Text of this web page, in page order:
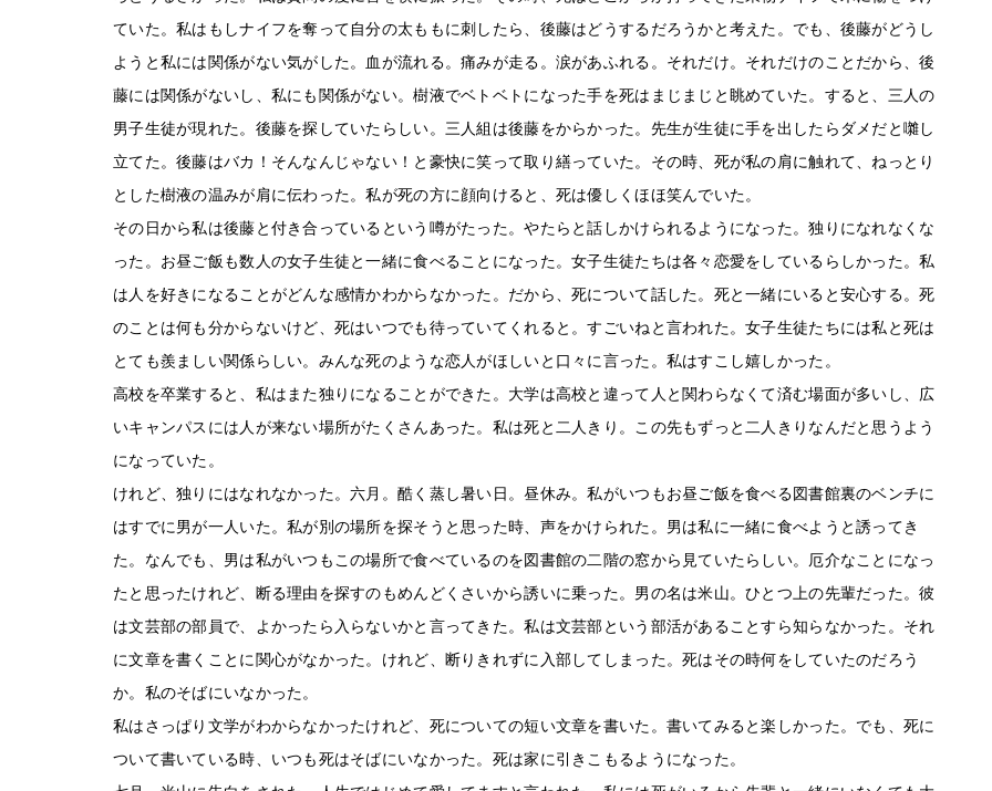
ていた。私はもしナイフを奪って自分の太ももに刺したら、後藤はどうするだろうかと考えた。でも、後藤がどうし
ようと私には関係がない気がした。血が流れる。痛みが走る。涙があふれる。それだけ。それだけのことだから、後
藤には関係がないし、私にも関係がない。樹液でベトベトになった手を死はまじまじと眺めていた。すると、三人の
男子生徒が現れた。後藤を探していたらしい。三人組は後藤をからかった。先生が生徒に手を出したらダメだと囃し
立てた。後藤はバカ！そんなんじゃない！と豪快に笑って取り繕っていた。その時、死が私の肩に触れて、ねっとり
とした樹液の温みが肩に伝わった。私が死の方に顔向けると、死は優しくほほ笑んでいた。
その日から私は後藤と付き合っているという噂がたった。やたらと話しかけられるようになった。独りになれなくな
った。お昼ご飯も数人の女子生徒と一緒に食べることになった。女子生徒たちは各々恋愛をしているらしかった。私
は人を好きになることがどんな感情かわからなかった。だから、死について話した。死と一緒にいると安心する。死
のことは何も分からないけど、死はいつでも待っていてくれると。すごいねと言われた。女子生徒たちには私と死は
とても羨ましい関係らしい。みんな死のような恋人がほしいと口々に言った。私はすこし嬉しかった。
高校を卒業すると、私はまた独りになることができた。大学は高校と違って人と関わらなくて済む場面が多いし、広
いキャンパスには人が来ない場所がたくさんあった。私は死と二人きり。この先もずっと二人きりなんだと思うよう
になっていた。
けれど、独りにはなれなかった。六月。酷く蒸し暑い日。昼休み。私がいつもお昼ご飯を食べる図書館裏のベンチに
はすでに男が一人いた。私が別の場所を探そうと思った時、声をかけられた。男は私に一緒に食べようと誘ってき
た。なんでも、男は私がいつもこの場所で食べているのを図書館の二階の窓から見ていたらしい。厄介なことになっ
たと思ったけれど、断る理由を探すのもめんどくさいから誘いに乗った。男の名は米山。ひとつ上の先輩だった。彼
は文芸部の部員で、よかったら入らないかと言ってきた。私は文芸部という部活があることすら知らなかった。それ
に文章を書くことに関心がなかった。けれど、断りきれずに入部してしまった。死はその時何をしていたのだろう
か。私のそばにいなかった。
私はさっぱり文学がわからなかったけれど、死についての短い文章を書いた。書いてみると楽しかった。でも、死に
ついて書いている時、いつも死はそばにいなかった。死は家に引きこもるようになった。